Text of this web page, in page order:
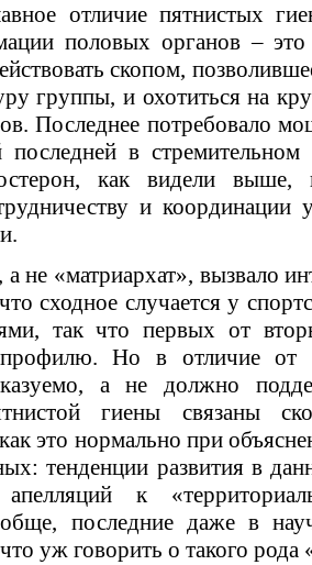
отличие пятнистых
половых органов –
скопом,
группы, и охотиться на
Последнее потребовало
последней в
как видели выше,
и
не «матриархат», вызвало
сходное случается у
так что первых от
Но в отличие от
а не должно
гиены связаны
это нормально при
тенденции развития в
к
последние даже в
уж говорить о такого рода